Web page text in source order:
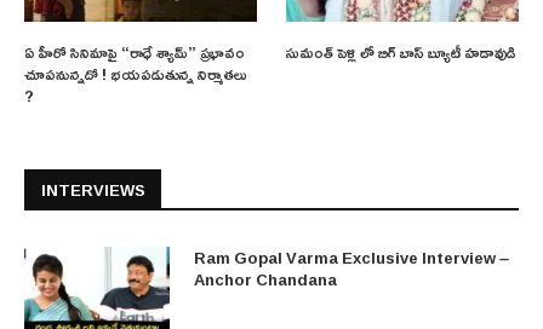
ఏ హీరో సినిమాపై “రాధే శ్యామ్” ప్రభావం
చూపనున్నదో ! భయపడుతున్న నిర్మాతలు
?
సుమంత్ పెళ్లి లో బిగ్ బాస్ బ్యూటీ హడావుడి
INTERVIEWS
Ram Gopal Varma Exclusive Interview –
Anchor Chandana